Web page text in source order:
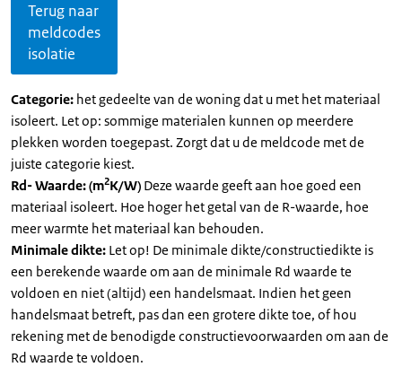
Terug naar
meldcodes
isolatie
Categorie: het gedeelte van de woning dat u met het materiaal
isoleert. Let op: sommige materialen kunnen op meerdere
plekken worden toegepast. Zorgt dat u de meldcode met de
juiste categorie kiest.
Rd- Waarde: (m2K/W) Deze waarde geeft aan hoe goed een
materiaal isoleert. Hoe hoger het getal van de R-waarde, hoe
meer warmte het materiaal kan behouden.
Minimale dikte: Let op! De minimale dikte/constructiedikte is
een berekende waarde om aan de minimale Rd waarde te
voldoen en niet (altijd) een handelsmaat. Indien het geen
handelsmaat betreft, pas dan een grotere dikte toe, of hou
rekening met de benodigde constructievoorwaarden om aan de
Rd waarde te voldoen.